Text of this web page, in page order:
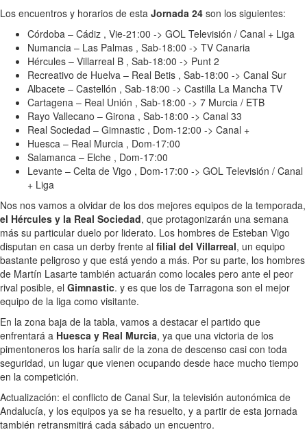
Los encuentros y horarios de esta Jornada 24 son los siguientes:
Córdoba – Cádiz , Vie-21:00 -> GOL Televisión / Canal + Liga
Numancia – Las Palmas , Sab-18:00 -> TV Canaria
Hércules – Villarreal B , Sab-18:00 -> Punt 2
Recreativo de Huelva – Real Betis , Sab-18:00 -> Canal Sur
Albacete – Castellón , Sab-18:00 -> Castilla La Mancha TV
Cartagena – Real Unión , Sab-18:00 -> 7 Murcia / ETB
Rayo Vallecano – Girona , Sab-18:00 -> Canal 33
Real Sociedad – Gimnastic , Dom-12:00 -> Canal +
Huesca – Real Murcia , Dom-17:00
Salamanca – Elche , Dom-17:00
Levante – Celta de Vigo , Dom-17:00 -> GOL Televisión / Canal
+ Liga
Nos nos vamos a olvidar de los dos mejores equipos de la temporada,
el Hércules y la Real Sociedad, que protagonizarán una semana
más su particular duelo por liderato. Los hombres de Esteban Vigo
disputan en casa un derby frente al filial del Villarreal, un equipo
bastante peligroso y que está yendo a más. Por su parte, los hombres
de Martín Lasarte también actuarán como locales pero ante el peor
rival posible, el Gimnastic. y es que los de Tarragona son el mejor
equipo de la liga como visitante.
En la zona baja de la tabla, vamos a destacar el partido que
enfrentará a Huesca y Real Murcia, ya que una victoria de los
pimentoneros los haría salir de la zona de descenso casi con toda
seguridad, un lugar que vienen ocupando desde hace mucho tiempo
en la competición.
Actualización: el conflicto de Canal Sur, la televisión autonómica de
Andalucía, y los equipos ya se ha resuelto, y a partir de esta jornada
también retransmitirá cada sábado un encuentro.